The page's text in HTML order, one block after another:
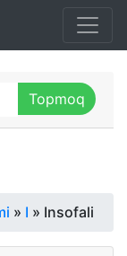
» I » Insofali